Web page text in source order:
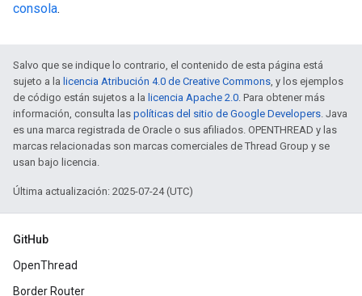
consola.
Salvo que se indique lo contrario, el contenido de esta página está
sujeto a la licencia Atribución 4.0 de Creative Commons, y los ejemplos
de código están sujetos a la licencia Apache 2.0. Para obtener más
información, consulta las políticas del sitio de Google Developers. Java
es una marca registrada de Oracle o sus afiliados. OPENTHREAD y las
marcas relacionadas son marcas comerciales de Thread Group y se
usan bajo licencia.
Última actualización: 2025-07-24 (UTC)
GitHub
OpenThread
Border Router